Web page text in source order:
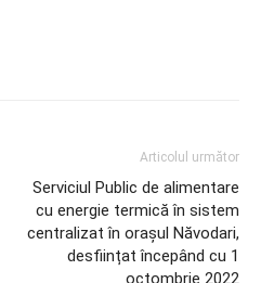
Articolul următor
Serviciul Public de alimentare
cu energie termică în sistem
centralizat în orașul Năvodari,
desființat începând cu 1
octombrie 2022